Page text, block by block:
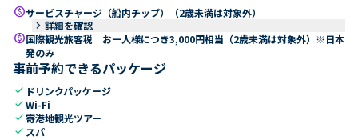
paidサービスチャージ（船内チップ）（2歳未満は対象外）
keyboard_arrow_right 詳細を確認
paid国際観光旅客税 お一人様につき3,000円相当（2歳未満は対象外）※日本
発のみ
事前予約できるパッケージ
check ドリンクパッケージ
checkWi-Fi
check寄港地観光ツアー
check スパ